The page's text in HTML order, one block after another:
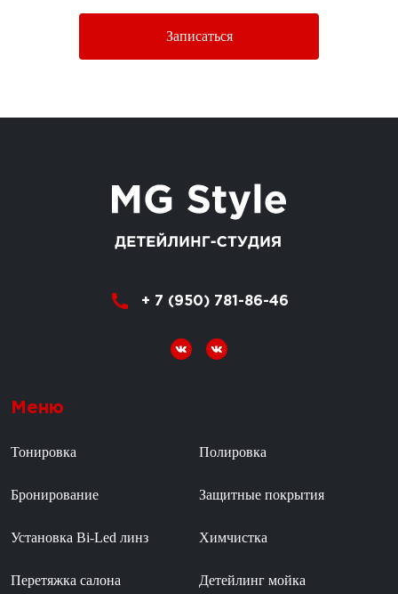
Записаться
+ 7 (950) 781-86-46
Меню
Тонировка Полировка
Бронирование Защитные покрытия
Установка Bi-Led линз Химчистка
Перетяжка салона Детейлинг мойка